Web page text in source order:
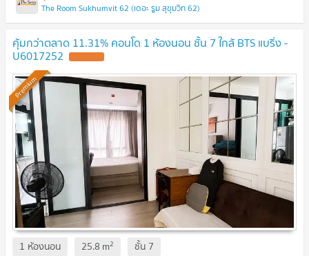
The Room Sukhumvit 62 (เดอะ รูม สุขุมวิท 62)
คุ้มกว่าตลาด 11.31% คอนโด 1 ห้องนอน ชั้น 7 ใกล้ BTS แบริ่ง -
U6017252
Premium
1 ห้องนอน 25.8m2 ชั้น 7